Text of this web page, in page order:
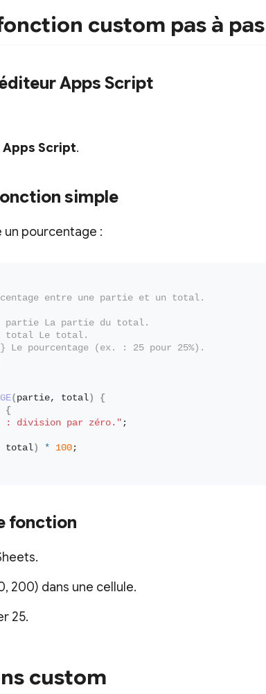
custom pas à pas
Apps Script
Apps Script.
simple
un pourcentage :
entre une partie et un total.
partie La partie du total.
total Le total.
Le pourcentage (ex. : 25 pour 25%).
( partie, total)
{
{
: division par zéro." ;
total) * 100 ;
fonction
200) dans une cellule.
25.
custom